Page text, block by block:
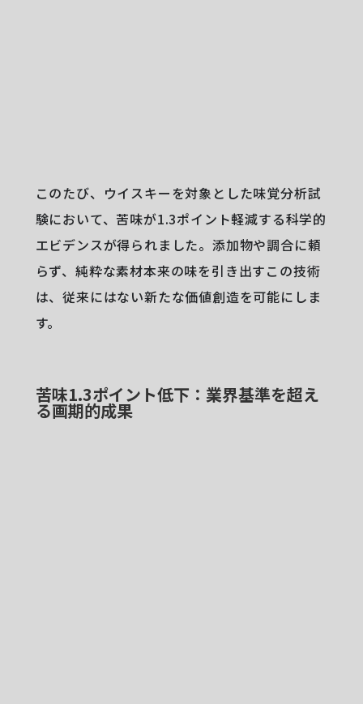
このたび、ウイスキーを対象とした味覚分析試
験において、苦味が1.3ポイント軽減する科学的
エビデンスが得られました。添加物や調合に頼
らず、純粋な素材本来の味を引き出すこの技術
は、従来にはない新たな価値創造を可能にしま
す。
苦味1.3ポイント低下：業界基準を超え
る画期的成果